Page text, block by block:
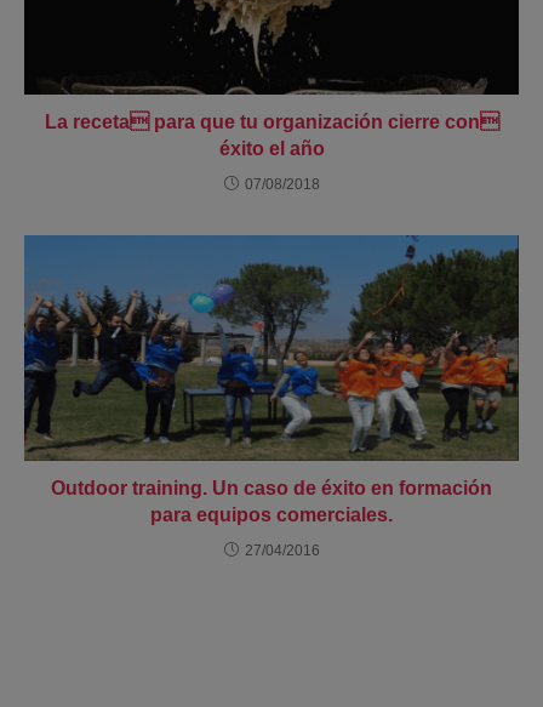
La receta para que tu organización cierre con
éxito el año
07/08/2018
Outdoor training. Un caso de éxito en formación
para equipos comerciales.
27/04/2016